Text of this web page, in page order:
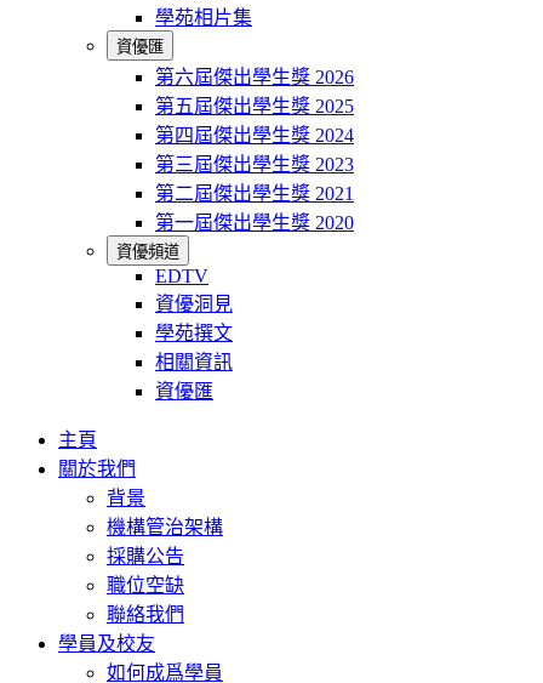
學苑相片集
資優匯
第六屆傑出學生獎 2026
第五屆傑出學生獎 2025
第四屆傑出學生獎 2024
第三屆傑出學生獎 2023
第二屆傑出學生獎 2021
第一屆傑出學生獎 2020
資優頻道
EDTV
資優洞見
學苑撰文
相關資訊
資優匯
主頁
關於我們
背景
機構管治架構
採購公告
職位空缺
聯絡我們
學員及校友
如何成爲學員